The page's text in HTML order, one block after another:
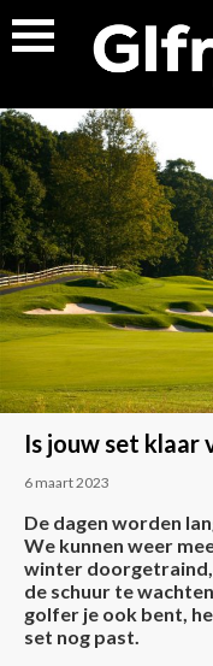
Is jouw set klaar
6 maart 2023
De dagen worden
We kunnen weer
winter doorgetraind,
de schuur te
golfer je ook bent,
set nog past.